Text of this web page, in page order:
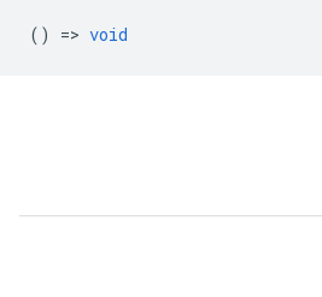
() => void